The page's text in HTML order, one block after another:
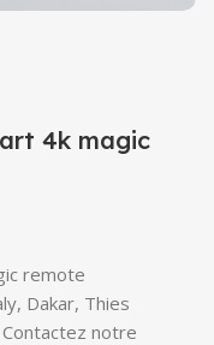
4k magic
remote
Dakar, Thies
notre